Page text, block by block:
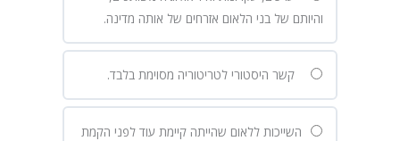
והיותם של בני הלאום אזרחים של אותה מדינה.
קשר היסטורי לטריטוריה מסוימת בלבד.
השייכות ללאום שהייתה קיימת עוד לפני הקמת